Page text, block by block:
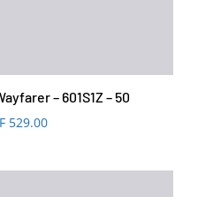
– 601S1Z – 50
529.00